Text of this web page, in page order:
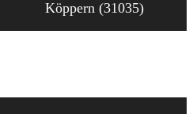
Köppern (31035)